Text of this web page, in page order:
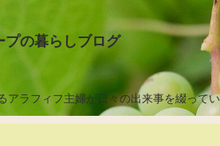
プの暮らしブログ
アラフィフ主婦が日々の出来事を綴って